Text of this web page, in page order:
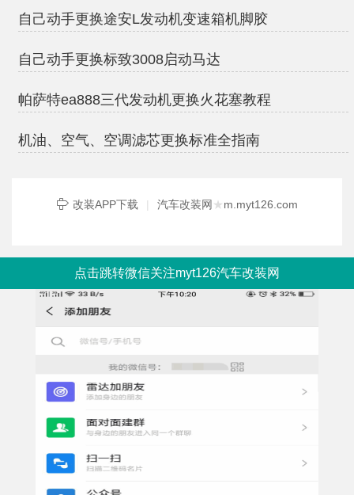
自己动手更换途安L发动机变速箱机脚胶
自己动手更换标致3008启动马达
帕萨特ea888三代发动机更换火花塞教程
机油、空气、空调滤芯更换标准全指南
改装APP下载 | 汽车改装网 ★m.myt126.com
点击跳转微信关注myt126汽车改装网